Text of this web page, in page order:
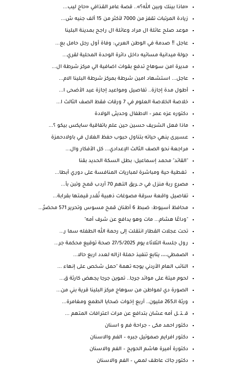
«ماذا بينك وبين الله؟».. قصة عامر القذافي «حاج ليب...
زيادة المرتبات تقفز من 7000 لأكثر من 15 ألف جنيه ش...
موعد صلح عائلة ال مراد وعائلة ال راجح بمدينة البلينا
عاجل ‼️ صدمة في الوطن العربي: وفاة أول رجل حامل بع...
جولة ميدانية مسائيه داخل دائرة الوحدة المحلية لقري...
مديرة امن سوهاج تدفع بقوات اضافية الي مركز شرطة ال...
عاجل... استشهاد امين شرطة بمركز شرطة البلينا الام...
أطول مدة إجازة.. تفاصيل ومواعيد إجازة عيد الأضحى ا...
خلاصة الخلاصة العلوم في 7 ورقات فقط الصف الثالث ا...
دكتوره عزه عمر – الاطفال وحديثى الولادة
ماذا فعل الشريف حسين حين علم باتفاقية سايكس بيكو ؟...
عسيرى ينهي حياته بتناول حبوب حفظ الغلال في باولادحمزة
مراجعة نحو الصف الثالث الإعدادي... كل الأفكار وال...
"القائد" محمد إسماعيل: بطل السكة الحديد بقنا
تغطية حية ومباشرة لمباريات المنافسة على دوري أبطا...
مصرع ربة منزل في حـ ـريق التهم 70 أردب قمح وتبن بأ...
تفاصيل واقعة سرقة مصوغات ذهبية تُقدر قيمتها بقرابة...
محافظ أسيوط: ضبط 6 أطنان قمح مسوس وتحرير 571 محضرً...
"وداعًا هشام... مات وهو يدافع عن شرف أمه"
تحت عجلات القطار انتقلت إلى رحمة الله الطفله سما ر...
رول جلسة الثلاثاء يوم 27/5/2025 صحة توقيع محكمة جر...
الصمطي،،،، يتابع تنفيذ حملة ازاله لعدد اربع حالا...
النائب العام الأردني يوجه تهمة "حمل شخص على إنهاء ...
لحوم ميتة على موائد جرجا.. تموين جرجا يجهض كارثة ق...
الصورة دي لمواطن من سوهاج مركز البلينا قرية بني من...
ورثة الـ265 مليون.. أربع إخوات ضحايا الطمع ومغامرة...
قـ ـتـ ـل أمه عشان بتدافع عن مرات اعترافات المتهم ...
دكتور احمد مكى – جراحة فم و اسنان
دكتور افرايم صموئيل جبره – الفم والاسنان
دكتورة أميرة هاشم الحويج – الفم والاسنان
دكتور جاك عاطف لمعي – الفم والاسنان